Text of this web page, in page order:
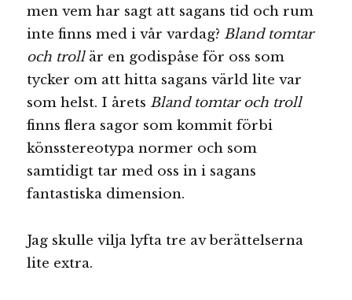
men vem har sagt att sagans tid och rum
inte finns med i vår vardag?Bland tomtar
och trollär en godispåse för oss som
tycker om att hitta sagans värld lite var
som helst. I åretsBland tomtar och troll
finns flera sagor som kommit förbi
könsstereotypa normer och som
samtidigt tar med oss in i sagans
fantastiska dimension.
Jag skulle vilja lyfta tre av berättelserna
lite extra.